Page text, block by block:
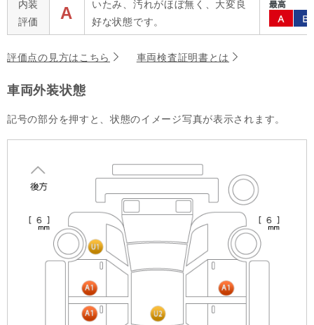
内装
評価
A
いたみ、汚れがほぼ無く、大変良
好な状態です。
評価点の見方はこちら 車両検査証明書とは
車両外装状態
記号の部分を押すと、状態のイメージ写真が表示されます。